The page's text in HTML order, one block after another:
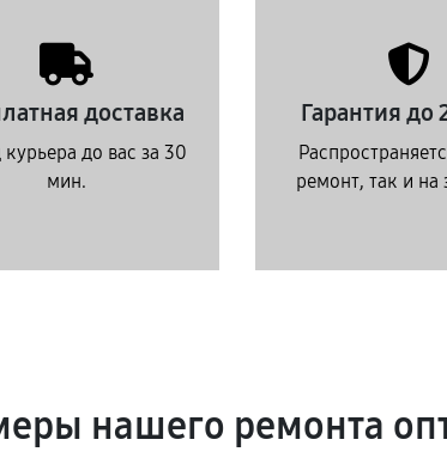
доставка
до вас за 30
мин.
Гарантия до
ремонт, так и на
нашего ремонта